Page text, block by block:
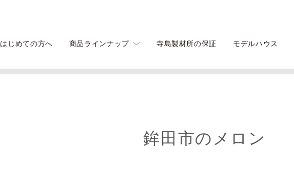
はじめての方へ 商品ラインナップ 寺島製材所の保証 モデルハウス
鉾田市のメロン